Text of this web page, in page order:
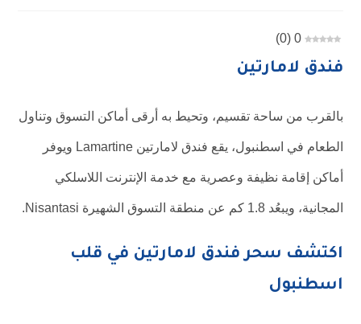
0
(
0
)
فندق لامارتين
بالقرب من ساحة تقسيم، وتحيط به أرقى أماكن التسوق وتناول
الطعام في اسطنبول، يقع فندق لامارتين Lamartine ويوفر
أماكن إقامة نظيفة وعصرية مع خدمة الإنترنت اللاسلكي
المجانية، ويبعُد 1.8 كم عن منطقة التسوق الشهيرة Nisantasi.
اكتشف سحر فندق لامارتين في قلب
اسطنبول